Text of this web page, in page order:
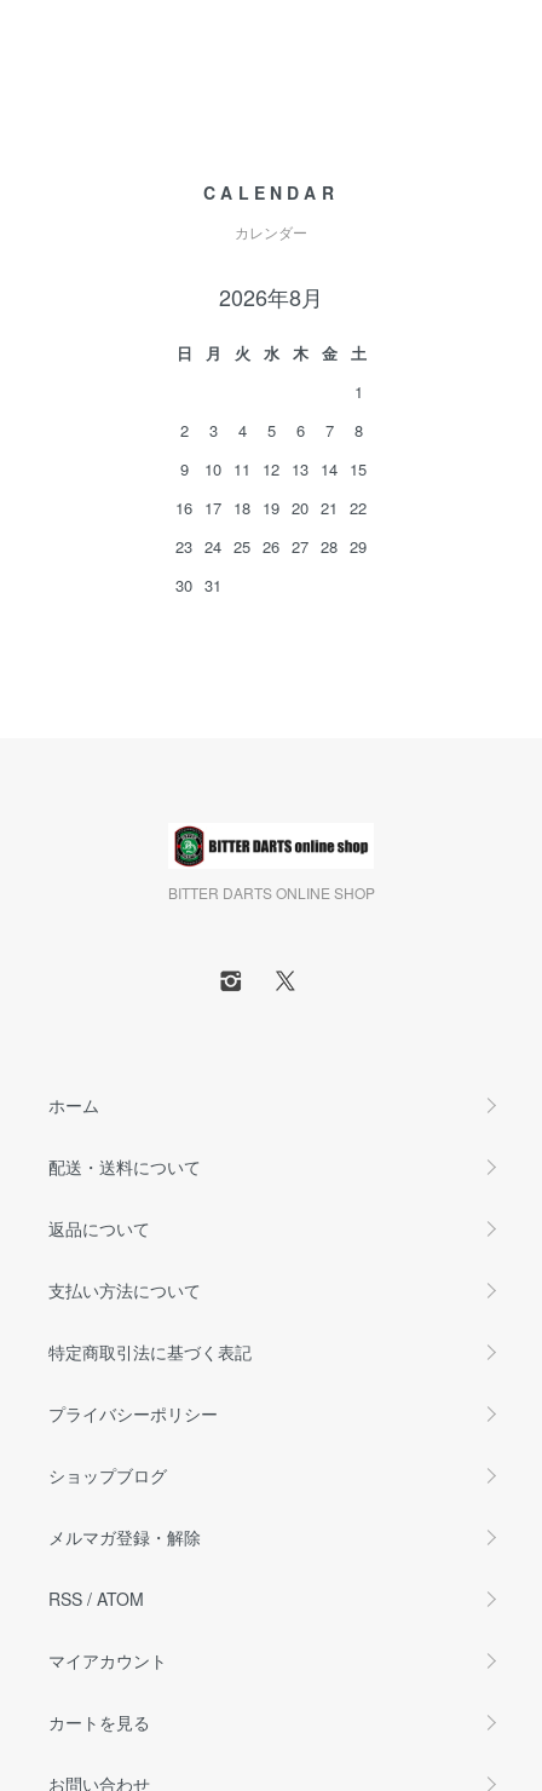
CALENDAR
カレンダー
2026年8月
日 月 火 水 木 金
土
1
2
3 4 5 6 7
8
9
10 11 12 13 14 15
16 17 18 19 20 21
22
23 24 25 26 27 28 29
30 31
BITTER DARTS ONLINE SHOP
ホーム
配送・送料について
返品について
支払い方法について
特定商取引法に基づく表記
プライバシーポリシー
ショップブログ
メルマガ登録・解除
RSS / ATOM
マイアカウント
カートを見る
お問い合わせ